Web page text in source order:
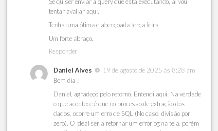
tentar avaliar aqui.
Tenha uma ótima e abençoada terça feira
Um forte abraço.
Responder
Daniel Alves
19 de agosto de 2025 às 8:28 am
Bom dia !
Daniel, agradeço pelo retorno. Entendi aqui. Na verdade
o que acontece é que no processo de extração dos
dados, ocorre um erro de SQL (No caso, divisão por
zero). O ideal seria retornar um errorlog na tela, porém